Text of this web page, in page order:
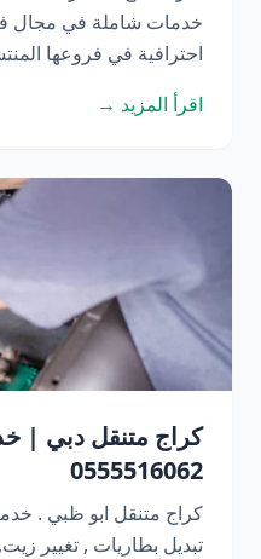
خدمات شاملة في مجال
احترافية في فروعها
اقرأ المزيد →
0555516062